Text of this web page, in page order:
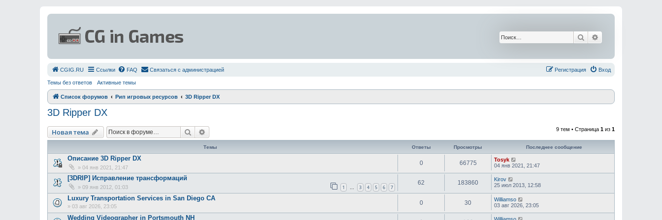
Поиск
СGIG.RU Ссылки FAQ Связаться с администрацией Вход
Регистрация
Темы без ответов Активные темы
Список форумов Рип игровых ресурсов 3D Ripper DX
3D Ripper DX
Новая тема Поиск 9 тем • Страница 1 из 1
Темы Ответы Просмотры Последнее сообщение
Описание 3D Ripper DX
» 04 янв 2021, 21:47
0 66775
Tosyk
04 янв 2021, 21:47
[3DRIP] Исправление транcформаций
» 09 янв 2012, 01:03 1 … 3 4 5 6 7
62 183860
Kirov
25 июл 2013, 12:58
Luxury Transportation Services in San Diego CA
» 03 авг 2026, 23:05
0 30
Williamso
03 авг 2026, 23:05
Wedding Videographer in Portsmouth NH